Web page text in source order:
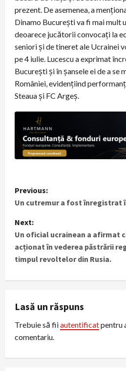
prezent. De asemenea, a
Dinamo Bucureşti va fi mai mult
deoarece jucătorii convocaţi la
seniori şi de tineret ale Ucrainei
pe 4 iulie. Lucescu a exprimat
Bucureşti şi în şansele ei de a se
României, evidenţiind
Steaua şi FC Argeş.
P
o
s
t
v
i
Previous:
Un cutremur a fost înregistrat
Next:
Un oficial ucrainean a afirmat
acționat în vederea păstrării
timpul revoltelor din Rusia.
Lasă un răspuns
Trebuie să fiiautentificatpentru
comentariu.